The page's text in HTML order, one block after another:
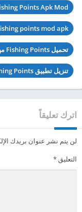
Points Apk Mod
points mod apk
تحميل Fishing Points مهكرة
تنزيل تطبيق Fishing Points آخر اصدار
اترك تعليقاً
لن يتم نشر عنوان بريدك
التعليق*